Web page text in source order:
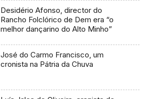
Desidério Afonso, director do
Rancho Folclórico de Dem era “o
melhor dançarino do Alto Minho”
José do Carmo Francisco, um
cronista na Pátria da Chuva